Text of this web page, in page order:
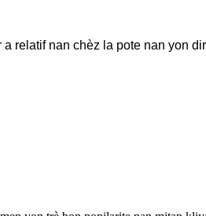
relatif nan chèz la pote nan yon